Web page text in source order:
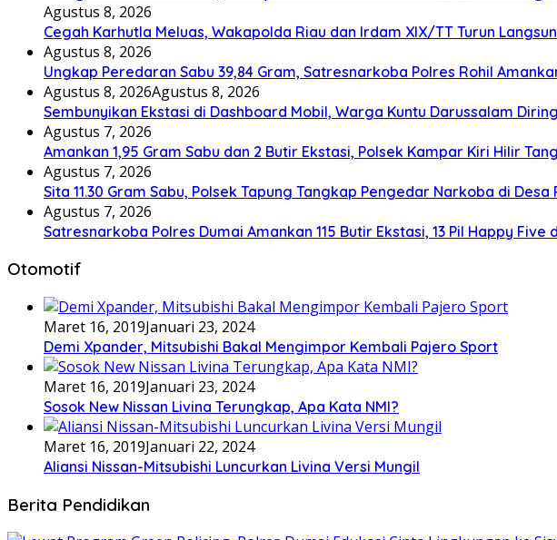
Agustus 8, 2026
Cegah Karhutla Meluas, Wakapolda Riau dan Irdam XIX/TT Turun
Agustus 8, 2026
Ungkap Peredaran Sabu 39,84 Gram, Satresnarkoba Polres Rohil
Agustus 8, 2026Agustus 8, 2026
Sembunyikan Ekstasi di Dashboard Mobil, Warga Kuntu Darussalam
Agustus 7, 2026
Amankan 1,95 Gram Sabu dan 2 Butir Ekstasi, Polsek Kampar Kiri Hilir
Agustus 7, 2026
Sita 11.30 Gram Sabu, Polsek Tapung Tangkap Pengedar Narkoba di Desa
Agustus 7, 2026
Satresnarkoba Polres Dumai Amankan 115 Butir Ekstasi, 13 Pil Happy
Otomotif
Maret 16, 2019Januari 23, 2024
Demi Xpander, Mitsubishi Bakal Mengimpor Kembali Pajero Sport
Maret 16, 2019Januari 23, 2024
Sosok New Nissan Livina Terungkap, Apa Kata NMI?
Maret 16, 2019Januari 22, 2024
Aliansi Nissan-Mitsubishi Luncurkan Livina Versi Mungil
Berita Pendidikan